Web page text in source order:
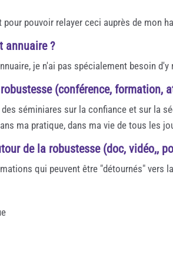
pouvoir relayer ceci auprès de mon
annuaire ?
je n'ai pas spécialement besoin d'y
(conférence, formation,
séminiares sur la confiance et sur la
ma pratique, dans ma vie de tous les
de la robustesse (doc, vidéo,,
qui peuvent être "détournés" vers